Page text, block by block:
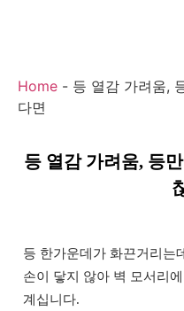
Home - 등 열감 가려움,
다면
등 열감 가려움, 등
등 한가운데가 화끈거리는데
손이 닿지 않아 벽 모서리
계십니다.